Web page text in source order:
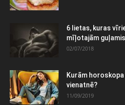
6 lietas, kuras
mīļotajām
02/07/2018
Kurām
vienatnē?
11/09/2019